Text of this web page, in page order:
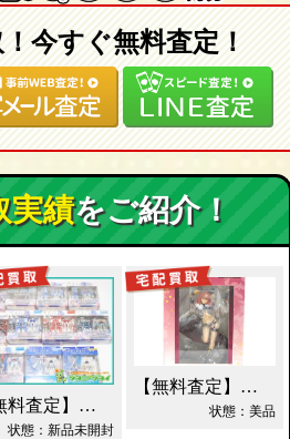
今すぐ無料査定！
実績をご紹介！
【無料査定】昭和レトロ玩具歓迎 ｜ ガンダムフィックスフィギュレーション GFF おまとめ買取！
状態：新品未開封
【無料査定】昭和レトロ玩具歓迎 ｜ アルター 百花繚乱 千姫 買取！
状態：美品